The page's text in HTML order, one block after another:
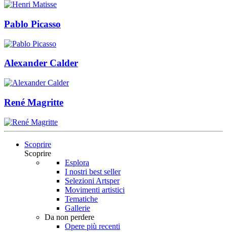
Pablo Picasso
Alexander Calder
René Magritte
Scoprire
Scoprire
Esplora
I nostri best seller
Selezioni Artsper
Movimenti artistici
Tematiche
Gallerie
Da non perdere
Opere più recenti